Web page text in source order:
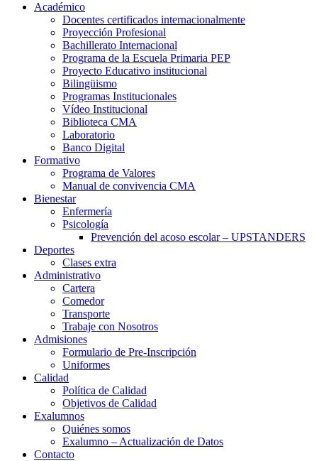
Académico
Docentes certificados internacionalmente
Proyección Profesional
Bachillerato Internacional
Programa de la Escuela Primaria PEP
Proyecto Educativo institucional
Bilingüismo
Programas Institucionales
Vídeo Institucional
Biblioteca CMA
Laboratorio
Banco Digital
Formativo
Programa de Valores
Manual de convivencia CMA
Bienestar
Enfermería
Psicología
Prevención del acoso escolar – UPSTANDERS
Deportes
Clases extra
Administrativo
Cartera
Comedor
Transporte
Trabaje con Nosotros
Admisiones
Formulario de Pre-Inscripción
Uniformes
Calidad
Política de Calidad
Objetivos de Calidad
Exalumnos
Quiénes somos
Exalumno – Actualización de Datos
Contacto